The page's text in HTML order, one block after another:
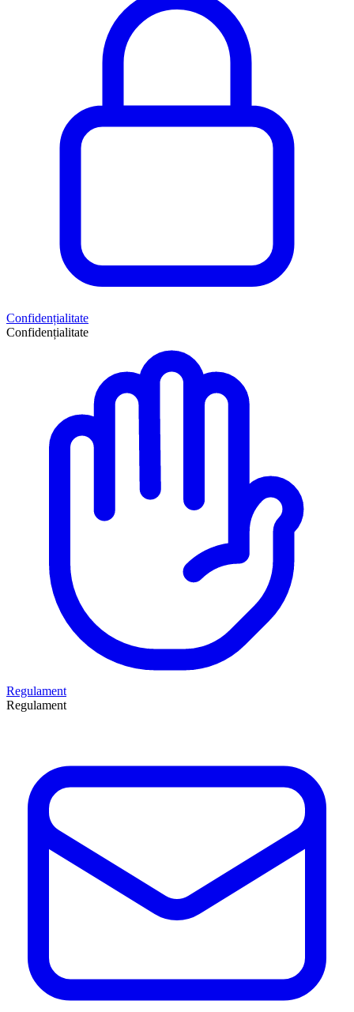
Confidențialitate
Confidențialitate
Regulament
Regulament